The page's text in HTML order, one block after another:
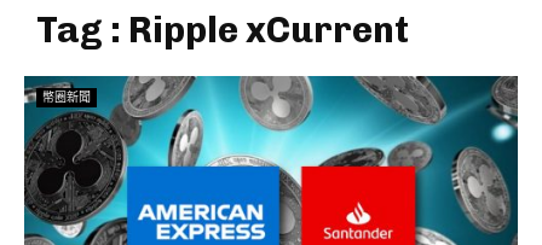
Tag : Ripple xCurrent
幣圈新聞